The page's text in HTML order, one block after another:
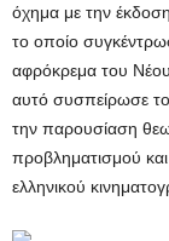
όχημα με την
το οποίο
αφρόκρεμα του
αυτό συσπείρωσε
την παρουσίαση
προβληματισμού
ελληνικού